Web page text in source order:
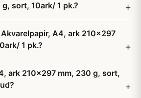
sort, 10ark/ 1 pk.?
A4, ark 210x297
1 pk.?
ark 210x297 mm, 230 g, sort,